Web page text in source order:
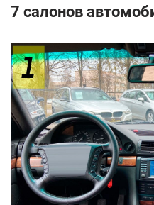
7 салонов